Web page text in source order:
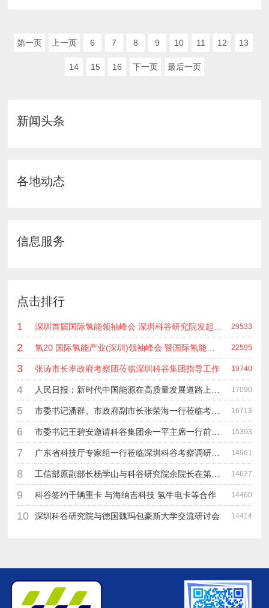
第一页 上一页 6 7 8 9 10 11 12 13
14 15 16 下一页 最后一页
新闻头条
各地动态
信息服务
点击排行
1 深圳首届国际氢能领袖峰会 深圳科谷研究院发起主办 在深能源集团成功召开 会上相关单位 研发机构 龙头企业等签约合作 29533
2 氢20 国际氢能产业(深圳)领袖峰会 暨国际氢能产业链展览会 22595
3 张涛市长率政府考察团莅临深圳科谷集团指导工作 19740
4 人民日报：新时代中国能源在高质量发展道路上奋勇前进 17090
5 市委书记潘群、市政府副市长张荣海一行莅临考察指导工作 16713
6 市委书记王碧安邀请科谷集团余一平主席一行前往工业转移园考察合作 15393
7 广东省科技厅专家组一行莅临深圳科谷考察调研“未来能源中心”项目 14961
8 工信部原副部长杨学山与科谷研究院余院长在第九届中电博览会交流 14627
9 科谷签约千辆重卡 与海纳吉科技 氢牛电卡等合作 14460
10 深圳科谷研究院与德国魏玛包豪斯大学交流研讨会 14414